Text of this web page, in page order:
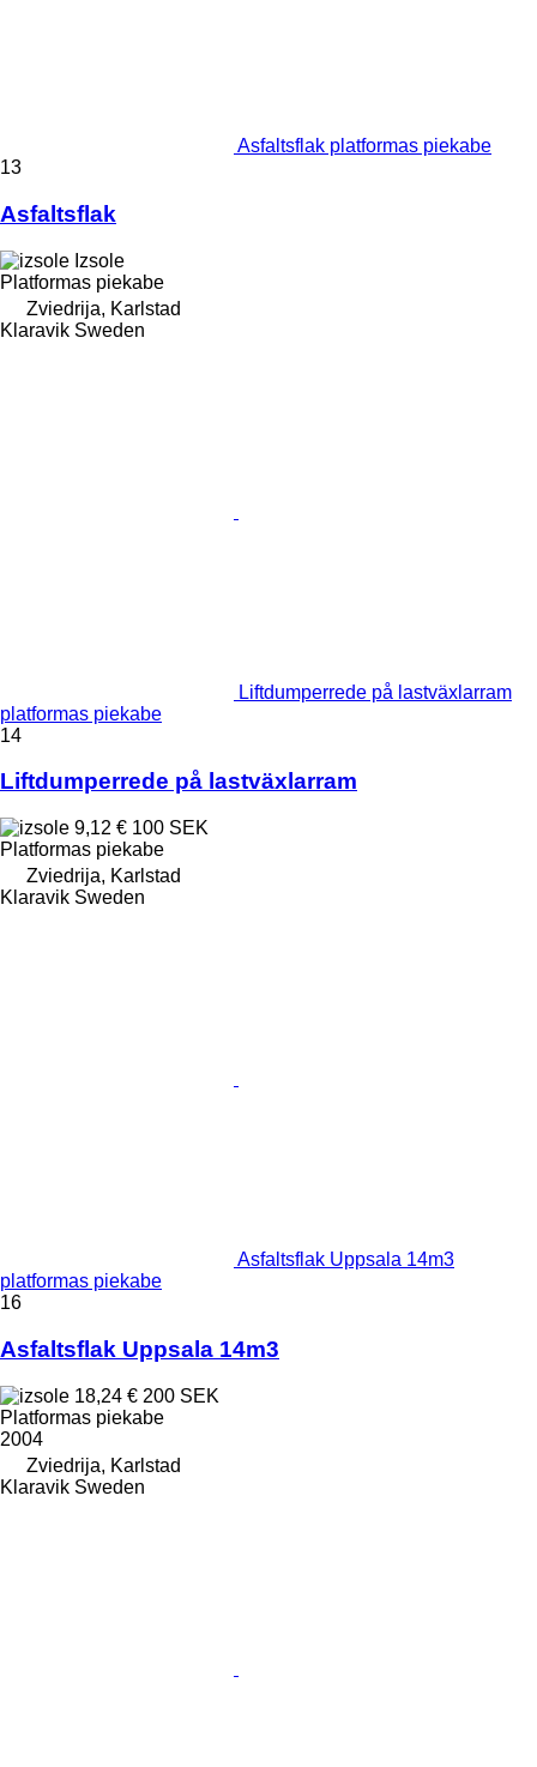
Asfaltsflak platformas piekabe
13
Asfaltsflak
Izsole
Platformas piekabe
Zviedrija, Karlstad
Klaravik Sweden
Liftdumperrede på lastväxlarram
platformas piekabe
14
Liftdumperrede på lastväxlarram
9,12 € 100 SEK
Platformas piekabe
Zviedrija, Karlstad
Klaravik Sweden
Asfaltsflak Uppsala 14m3
platformas piekabe
16
Asfaltsflak Uppsala 14m3
18,24 € 200 SEK
Platformas piekabe
2004
Zviedrija, Karlstad
Klaravik Sweden